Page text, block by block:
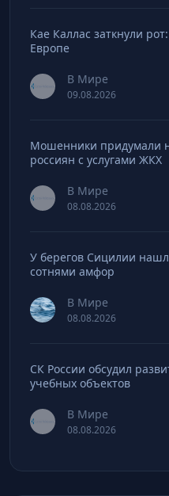
Кае Каллас заткнули
Европе
В Мире
09.08.2026
Мошенники придумали
россиян с услугами ЖКХ
В Мире
08.08.2026
У берегов Сицилии
сотнями амфор
В Мире
08.08.2026
СК России обсудил
учебных объектов
В Мире
08.08.2026